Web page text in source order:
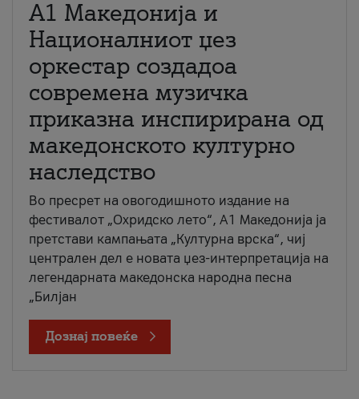
А1 Македонија и
Националниот џез
оркестар создадоа
современа музичка
приказна инспирирана од
македонското културно
наследство
Во пресрет на овогодишното издание на
фестивалот „Охридско лето“, А1 Македонија ја
претстави кампањата „Културна врска“, чиј
централен дел е новата џез-интерпретација на
легендарната македонска народна песна
„Билјан
Дознај повеќе